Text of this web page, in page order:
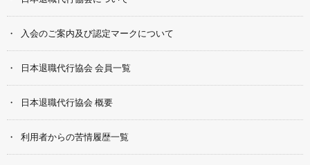
入会のご案内及び認定マークについて
日本退職代行協会 会員一覧
日本退職代行協会 概要
利用者からの苦情履歴一覧